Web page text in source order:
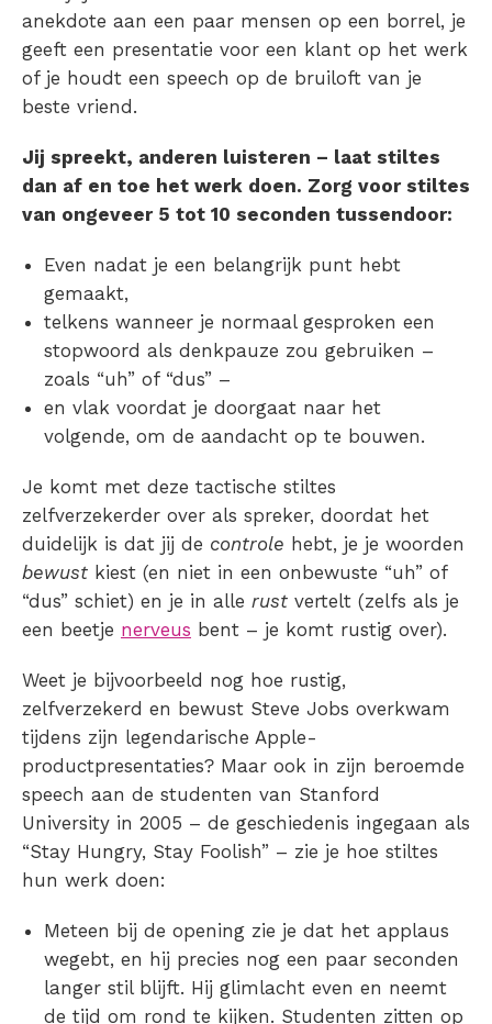
anekdote aan een paar mensen op een borrel, je
geeft een presentatie voor een klant op het werk
of je houdt een speech op de bruiloft van je
beste vriend.
Jij spreekt, anderen luisteren – laat stiltes
dan af en toe het werk doen. Zorg voor stiltes
van ongeveer 5 tot 10 seconden tussendoor:
Even nadat je een belangrijk punt hebt
gemaakt,
telkens wanneer je normaal gesproken een
stopwoord als denkpauze zou gebruiken –
zoals “uh” of “dus” –
en vlak voordat je doorgaat naar het
volgende, om de aandacht op te bouwen.
Je komt met deze tactische stiltes
zelfverzekerder over als spreker, doordat het
duidelijk is dat jij de controle hebt, je je woorden
bewust kiest (en niet in een onbewuste “uh” of
“dus” schiet) en je in alle rust vertelt (zelfs als je
een beetje nerveus bent – je komt rustig over).
Weet je bijvoorbeeld nog hoe rustig,
zelfverzekerd en bewust Steve Jobs overkwam
tijdens zijn legendarische Apple-
productpresentaties? Maar ook in zijn beroemde
speech aan de studenten van Stanford
University in 2005 – de geschiedenis ingegaan als
“Stay Hungry, Stay Foolish” – zie je hoe stiltes
hun werk doen:
Meteen bij de opening zie je dat het applaus
wegebt, en hij precies nog een paar seconden
langer stil blijft. Hij glimlacht even en neemt
de tijd om rond te kijken. Studenten zitten op